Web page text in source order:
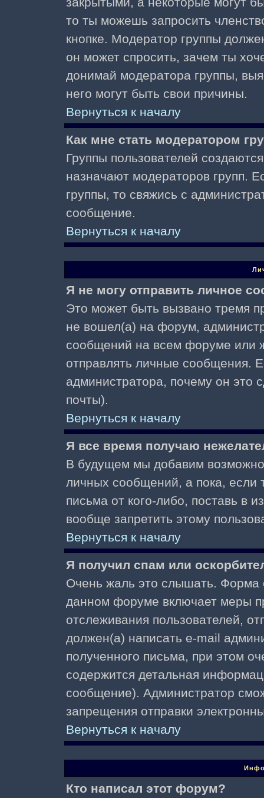
то ты можешь запросить
кнопке. Модератор группы
он может спросить, зачем ты
донимай модератора группы,
него могут быть свои причины.
Вернуться к началу
Как мне стать модератором
Группы пользователей
назначают модераторов групп.
группы, то свяжись с
сообщение.
Вернуться к началу
Я не могу отправить личное
Это может быть вызвано тремя
не вошел(а) на форум,
сообщений на всем форуме или
отправлять личные сообщения.
администратора, почему он это
почты).
Вернуться к началу
Я все время получаю
В будущем мы добавим
личных сообщений, а пока, если
письма от кого-либо, поставь в
вообще запретить этому
Вернуться к началу
Я получил спам или
Очень жаль это слышать. Форма
данном форуме включает меры
отслеживания пользователей,
должен(а) написать e-mail
полученного письма, при этом
содержится детальная
сообщение). Администратор
запрещения отправки
Вернуться к началу
Кто написал этот форум?